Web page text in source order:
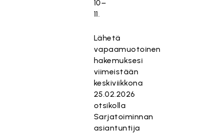
10–
11.
Lähetä
vapaamuotoinen
hakemuksesi
viimeistään
keskiviikkona
25.02.2026
otsikolla
Sarjatoiminnan
asiantuntija